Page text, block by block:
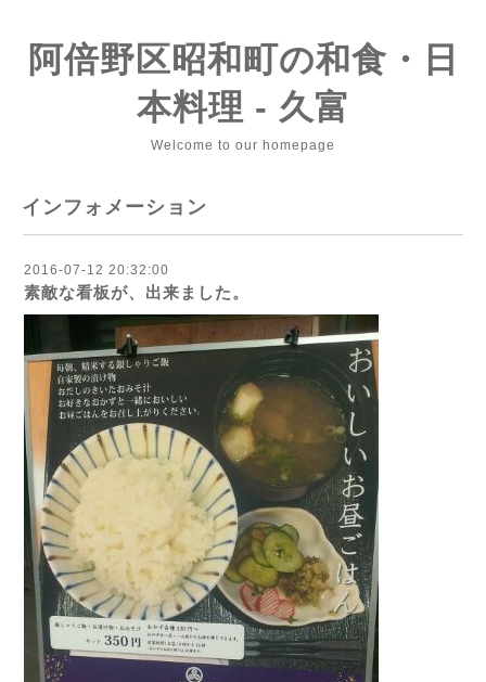
阿倍野区昭和町の和食・日
本料理 - 久富
Welcome to our homepage
インフォメーション
2016-07-12 20:32:00
素敵な看板が、出来ました。